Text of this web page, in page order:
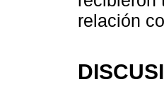
relación